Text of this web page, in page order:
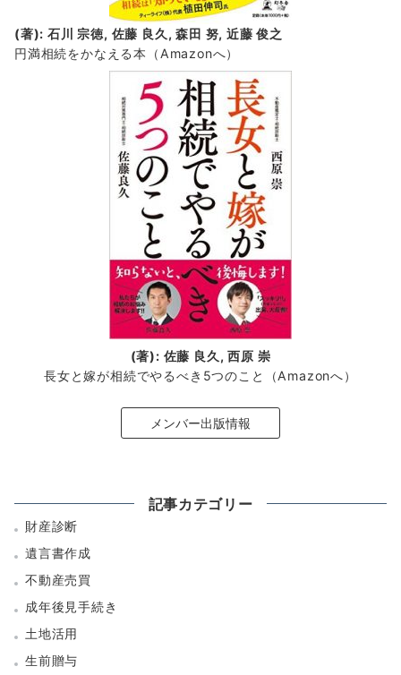
(著): 石川 宗徳, 佐藤 良久, 森田 努, 近藤 俊之
円満相続をかなえる本（Amazonへ）
(著): 佐藤 良久, 西原 崇
長女と嫁が相続でやるべき5つのこと（Amazonへ）
メンバー出版情報
記事カテゴリー
財産診断
遺言書作成
不動産売買
成年後見手続き
土地活用
生前贈与